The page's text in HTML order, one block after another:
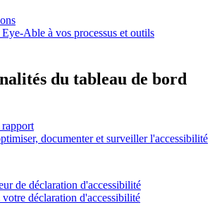
Able à vos processus et outils
du tableau de bord
documenter et surveiller l'accessibilité
de déclaration d'accessibilité
déclaration d'accessibilité